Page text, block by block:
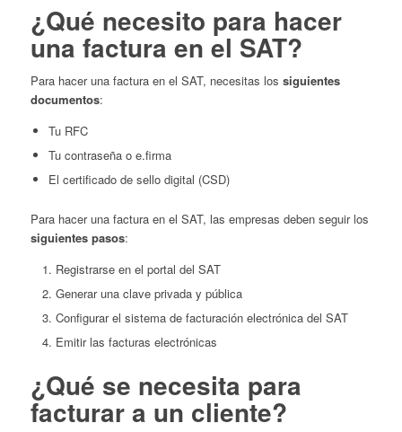
¿Qué necesito para hacer
una factura en el SAT?
Para hacer una factura en el SAT, necesitas los siguientes
documentos:
Tu RFC
Tu contraseña o e.firma
El certificado de sello digital (CSD)
Para hacer una factura en el SAT, las empresas deben seguir los
siguientes pasos:
Registrarse en el portal del SAT
Generar una clave privada y pública
Configurar el sistema de facturación electrónica del SAT
Emitir las facturas electrónicas
¿Qué se necesita para
facturar a un cliente?